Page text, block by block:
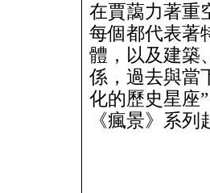
在賈藹力著重
每個都代表著
體，以及建築
係，過去與當
化的歷史星座
《瘋景》系